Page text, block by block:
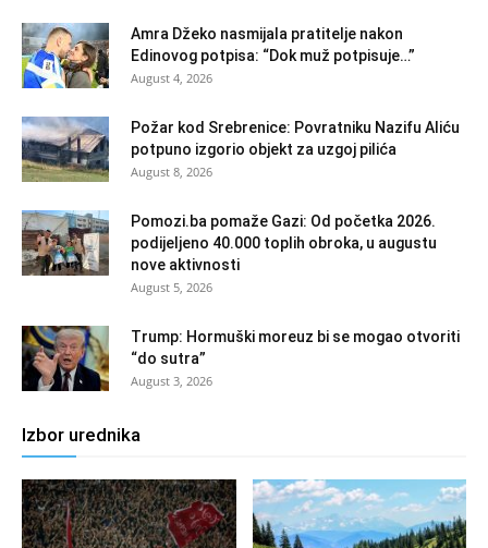
Amra Džeko nasmijala pratitelje nakon
Edinovog potpisa: “Dok muž potpisuje…”
August 4, 2026
Požar kod Srebrenice: Povratniku Nazifu Aliću
potpuno izgorio objekt za uzgoj pilića
August 8, 2026
Pomozi.ba pomaže Gazi: Od početka 2026.
podijeljeno 40.000 toplih obroka, u augustu
nove aktivnosti
August 5, 2026
Trump: Hormuški moreuz bi se mogao otvoriti
“do sutra”
August 3, 2026
Izbor urednika